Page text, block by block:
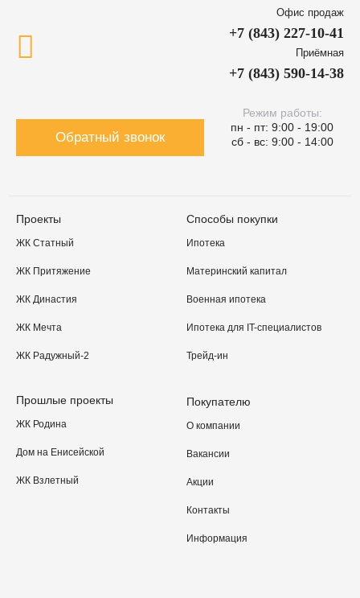
Офис продаж
+7 (843) 227-10-41
Приёмная
+7 (843) 590-14-38
Обратный звонок
Режим работы:
пн - пт: 9:00 - 19:00
сб - вс: 9:00 - 14:00
Проекты
ЖК Статный
ЖК Притяжение
ЖК Династия
ЖК Мечта
ЖК Радужный-2
Прошлые проекты
ЖК Родина
Дом на Енисейской
ЖК Взлетный
Способы покупки
Ипотека
Материнский капитал
Военная ипотека
Ипотека для IT-специалистов
Трейд-ин
Покупателю
О компании
Вакансии
Акции
Контакты
Информация